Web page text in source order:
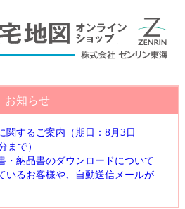
お知らせ
関するご案内（期日：8月3日
まで）
・納品書のダウンロードについて
いるお客様や、自動送信メールが